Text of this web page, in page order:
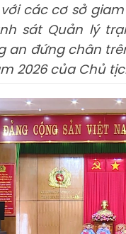
các cơ sở
sát Quản lý
an đứng chân
2026 của Chủ